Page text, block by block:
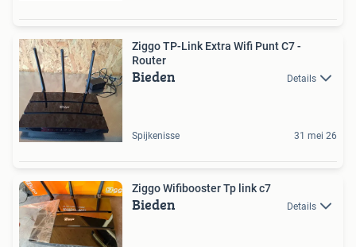
Ziggo TP-Link Extra Wifi Punt C7 -
Router
Bieden Details
Spijkenisse 31 mei 26
Ziggo Wifibooster Tp link c7
Bieden Details